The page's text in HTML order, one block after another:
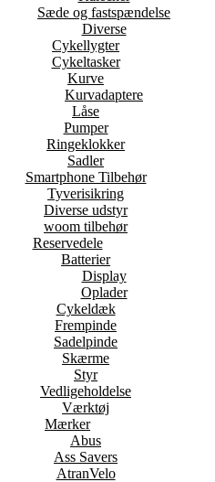
Sæde og fastspændelse
Diverse
Cykellygter
Cykeltasker
Kurve
Kurvadaptere
Låse
Pumper
Ringeklokker
Sadler
Smartphone Tilbehør
Tyverisikring
Diverse udstyr
woom tilbehør
Reservedele
Batterier
Display
Oplader
Cykeldæk
Frempinde
Sadelpinde
Skærme
Styr
Vedligeholdelse
Værktøj
Mærker
Abus
Ass Savers
AtranVelo